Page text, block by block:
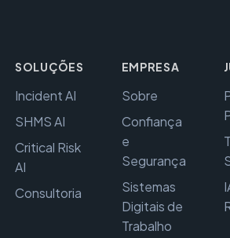
SOLUÇÕES
Incident AI
SHMS AI
Critical Risk
AI
Consultoria
EMPRESA
Sobre
Confiança
e
Segurança
Sistemas
Digitais de
Trabalho